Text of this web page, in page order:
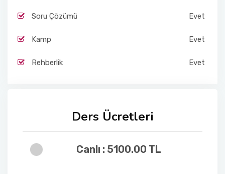
Soru Çözümü Evet
Kamp Evet
Rehberlik Evet
Ders Ücretleri
Canlı : 5100.00 TL